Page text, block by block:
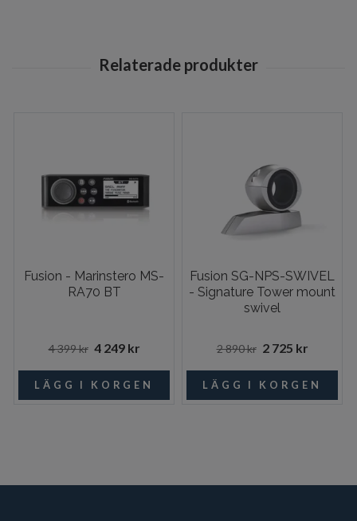
Fusion - Marinstero MS-
RA70 BT
4 399 kr 4 249 kr
Fusion SG-NPS-SWIVEL
- Signature Tower mount
swivel
2 890 kr 2 725 kr